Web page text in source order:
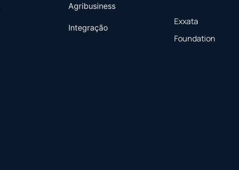
Agribusiness
Integração
Exxata
Foundation